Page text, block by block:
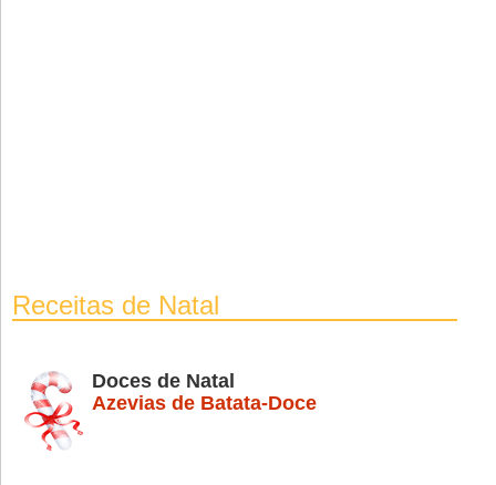
Receitas de Natal
Doces de Natal
Azevias de Batata-Doce